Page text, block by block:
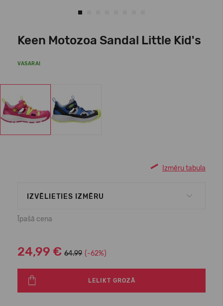
Keen Motozoa Sandal Little Kid's
VASARAI
Izmēru tabula
IZVĒLIETIES IZMĒRU
Īpašā cena
24,99 € 64.99 (-62%)
LELIKT GROZĀ